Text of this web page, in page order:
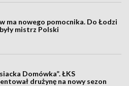
ma nowego pomocnika. Do Łodzi
mistrz Polski
Domówka”. ŁKS
drużynę na nowy sezon